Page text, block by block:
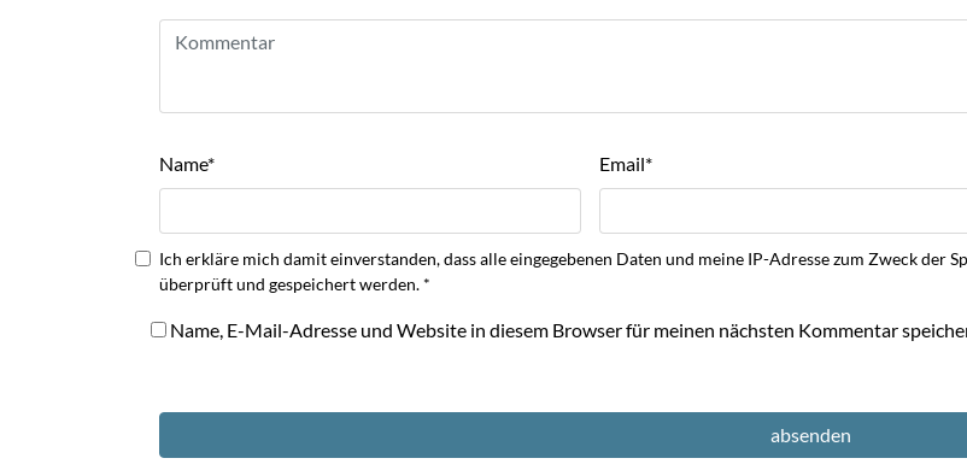
Name* Email*
Ich erkläre mich damit einverstanden, dass alle eingegebenen Daten und meine IP-Adresse zum Zweck der
überprüft und gespeichert werden. *
Name, E-Mail-Adresse und Website in diesem Browser für meinen nächsten Kommentar